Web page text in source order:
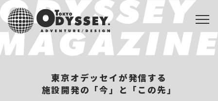
東京オデッセイが発信する
施設開発の「今」と「この先」